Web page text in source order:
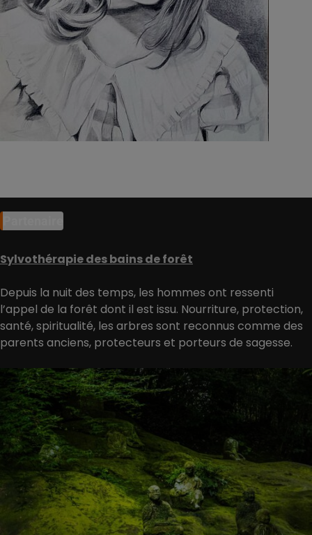
Sylvothérapie des bains de forêt
Depuis la nuit des temps, les hommes ont ressenti
l’appel de la forêt dont il est issu. Nourriture, protection,
santé, spiritualité, les arbres sont reconnus comme des
parents anciens, protecteurs et porteurs de sagesse.